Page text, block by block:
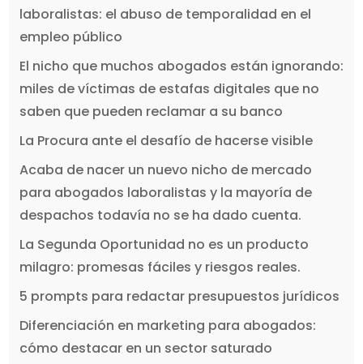
laboralistas: el abuso de temporalidad en el
empleo público
El nicho que muchos abogados están ignorando:
miles de víctimas de estafas digitales que no
saben que pueden reclamar a su banco
La Procura ante el desafío de hacerse visible
Acaba de nacer un nuevo nicho de mercado
para abogados laboralistas y la mayoría de
despachos todavía no se ha dado cuenta.
La Segunda Oportunidad no es un producto
milagro: promesas fáciles y riesgos reales.
5 prompts para redactar presupuestos jurídicos
Diferenciación en marketing para abogados:
cómo destacar en un sector saturado